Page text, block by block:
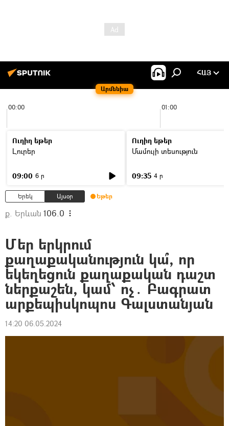
Արմենիա
ՀԱՅ
00:00 01:00
Ուղիղ եթեր
Լուրեր
09:00 6 ր
Ուղիղ եթեր
Մամուլի տեսություն
09:35 4 ր
Երեկ Այսօր Եթեր
ք. Երևան 106.0
Մեր երկրում
քաղաքականություն կա՞, որ
եկեղեցուն քաղաքական դաշտ
ներքաշեն, կամ՝ ոչ․ Բագրատ
արքեպիսկոպոս Գալստանյան
14:20 06.05.2024